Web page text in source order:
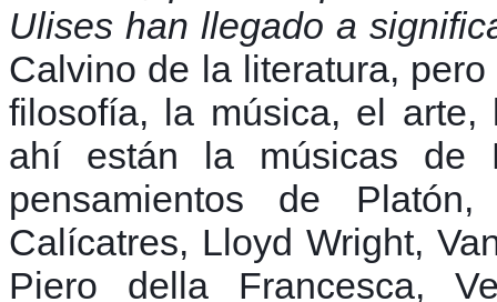
Ulises han llegado a
Calvino de la literatura,
filosofía, la música, el
ahí están la músicas de
pensamientos de
Calícatres, Lloyd Wright,
Piero della Francesca,